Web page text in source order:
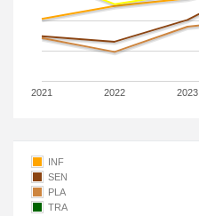
2021 2022 2023
INF
SEN
PLA
TRA